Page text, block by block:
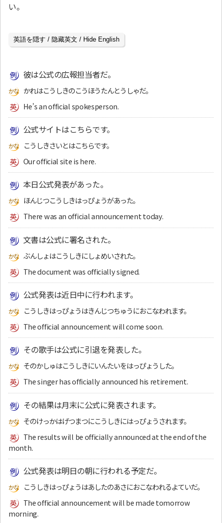
い。
英語を隠す / 隐藏英文 / Hide English
彼は公式の広報担当者だ。
かれはこうしきのこうほうたんとうしゃだ。
He’s an official spokesperson.
公式サイトはこちらです。
こうしきさいとはこちらです。
Our official site is here.
本日公式発表があった。
ほんじつこうしきはっぴょうがあった。
There was an official announcement today.
文書は公式に署名された。
ぶんしょはこうしきにしょめいされた。
The document was officially signed.
公式発表は近日中に行われます。
こうしきはっぴょうはきんじつちゅうにおこなわれます。
The official announcement will come soon.
その歌手は公式に引退を発表した。
そのかしゅはこうしきにいんたいをはっぴょうした。
The singer has officially announced his retirement.
その結果は月末に公式に発表されます。
そのけっかはげつまつにこうしきにはっぴょうされます。
The results will be officially announced at the end of the
month.
公式発表は明日の朝に行われる予定だ。
こうしきはっぴょうはあしたのあさにおこなわれるよていだ。
The official announcement will be made tomorrow
morning.